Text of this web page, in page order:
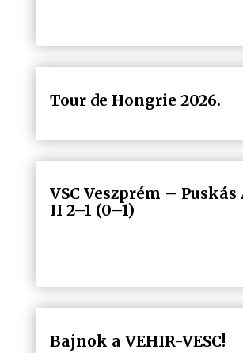
Tour de Hongrie 2026.
VSC Veszprém –
II 2–1 (0–1)
Bajnok a VEHIR-VESC!